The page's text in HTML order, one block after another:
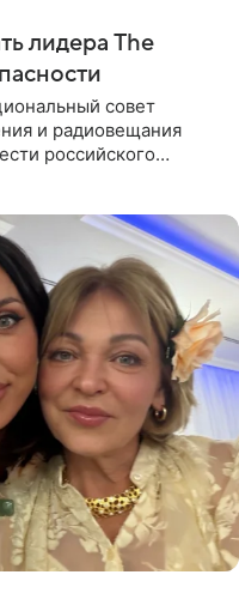
лидера The
совет
и радиовещания
российского